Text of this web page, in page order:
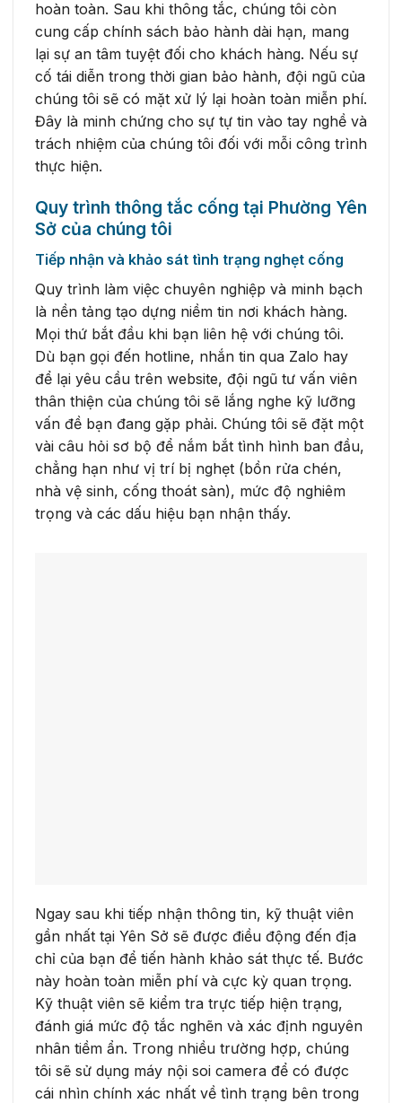
hoàn toàn. Sau khi thông tắc, chúng tôi còn
cung cấp chính sách bảo hành dài hạn, mang
lại sự an tâm tuyệt đối cho khách hàng. Nếu sự
cố tái diễn trong thời gian bảo hành, đội ngũ của
chúng tôi sẽ có mặt xử lý lại hoàn toàn miễn phí.
Đây là minh chứng cho sự tự tin vào tay nghề và
trách nhiệm của chúng tôi đối với mỗi công trình
thực hiện.
Quy trình thông tắc cống tại Phường Yên
Sở của chúng tôi
Tiếp nhận và khảo sát tình trạng nghẹt cống
Quy trình làm việc chuyên nghiệp và minh bạch
là nền tảng tạo dựng niềm tin nơi khách hàng.
Mọi thứ bắt đầu khi bạn liên hệ với chúng tôi.
Dù bạn gọi đến hotline, nhắn tin qua Zalo hay
để lại yêu cầu trên website, đội ngũ tư vấn viên
thân thiện của chúng tôi sẽ lắng nghe kỹ lưỡng
vấn đề bạn đang gặp phải. Chúng tôi sẽ đặt một
vài câu hỏi sơ bộ để nắm bắt tình hình ban đầu,
chẳng hạn như vị trí bị nghẹt (bồn rửa chén,
nhà vệ sinh, cống thoát sàn), mức độ nghiêm
trọng và các dấu hiệu bạn nhận thấy.
Ngay sau khi tiếp nhận thông tin, kỹ thuật viên
gần nhất tại Yên Sở sẽ được điều động đến địa
chỉ của bạn để tiến hành khảo sát thực tế. Bước
này hoàn toàn miễn phí và cực kỳ quan trọng.
Kỹ thuật viên sẽ kiểm tra trực tiếp hiện trạng,
đánh giá mức độ tắc nghẽn và xác định nguyên
nhân tiềm ẩn. Trong nhiều trường hợp, chúng
tôi sẽ sử dụng máy nội soi camera để có được
cái nhìn chính xác nhất về tình trạng bên trong